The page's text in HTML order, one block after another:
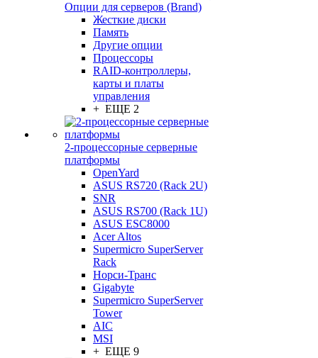
Опции для серверов (Brand)
Жесткие диски
Память
Другие опции
Процессоры
RAID-контроллеры,
карты и платы
управления
+ ЕЩЕ 2
2-процессорные серверные
платформы
OpenYard
ASUS RS720 (Rack 2U)
SNR
ASUS RS700 (Rack 1U)
ASUS ESC8000
Acer Altos
Supermicro SuperServer
Rack
Норси-Транс
Gigabyte
Supermicro SuperServer
Tower
AIC
MSI
+ ЕЩЕ 9